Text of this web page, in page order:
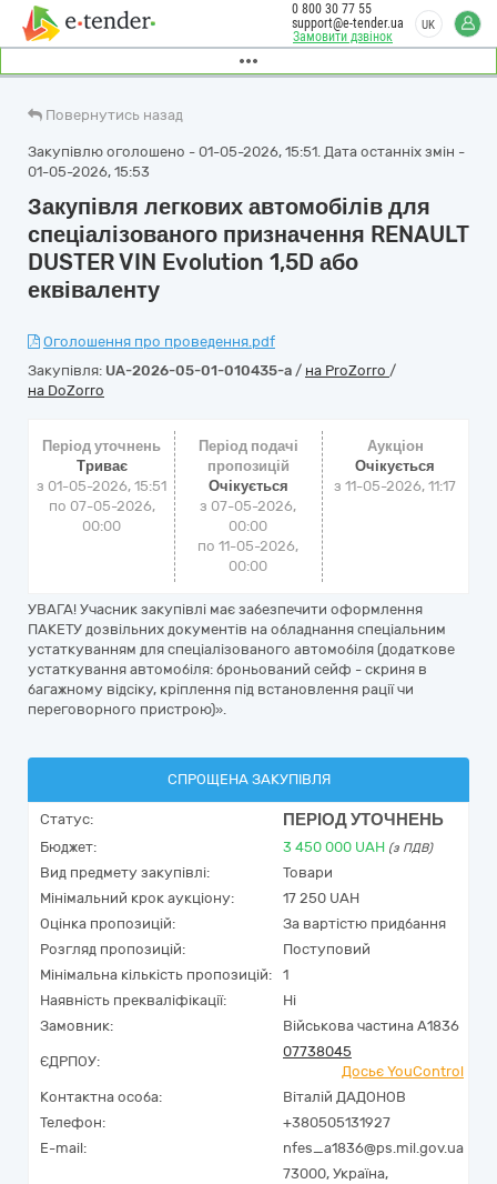
Замовити дзвінок
0 800 30 77 55
support@e-tender.ua
UK
Повернутись назад
Закупівлю оголошено - 01-05-2026, 15:51. Дата останніх змін -
01-05-2026, 15:53
Закупівля легкових автомобілів для
спеціалізованого призначення RENAULT
DUSTER VIN Evolution 1,5D або
еквіваленту
Оголошення про проведення.pdf
Закупівля: UA-2026-05-01-010435-a / на ProZorro /
на DoZorro
Період уточнень
Триває
з 01-05-2026, 15:51
по 07-05-2026,
00:00
Період подачі
пропозицій
Очікується
з 07-05-2026,
00:00
по 11-05-2026,
00:00
Аукціон
Очікується
з11-05-2026, 11:17
УВАГА! Учасник закупівлі має забезпечити оформлення
ПАКЕТУ дозвільних документів на обладнання спеціальним
устаткуванням для спеціалізованого автомобіля (додаткове
устаткування автомобіля: броньований сейф - скриня в
багажному відсіку, кріплення під встановлення рації чи
переговорного пристрою)».
СПРОЩЕНА ЗАКУПІВЛЯ
Статус: ПЕРІОД УТОЧНЕНЬ
Бюджет: 3 450 000 UAH (з ПДВ)
Вид предмету закупівлі:
Товари
Мінімальний крок аукціону:
17 250 UAH
Оцінка пропозицій:
За вартістю придбання
Розгляд пропозицій:
Поступовий
Мінімальна кількість пропозицій:
1
Наявність прекваліфікації:
Ні
Замовник:
Військова частина А1836
ЄДРПОУ:
07738045
Досьє YouControl
Контактна особа:
Віталій ДАДОНОВ
Телефон:
+380505131927
E-mail:
nfes_a1836@ps.mil.gov.ua
73000, Україна,